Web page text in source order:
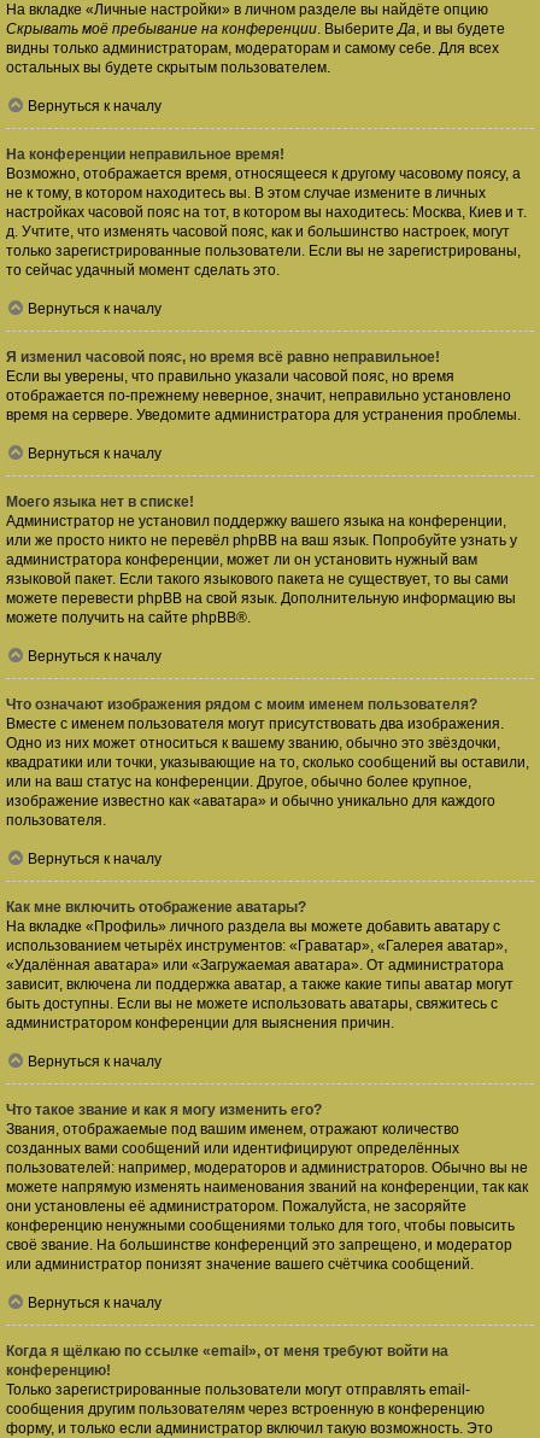
На вкладке «Личные настройки» в личном разделе вы найдёте опцию
Скрывать моё пребывание на конференции. ВыберитеДа, и вы будете
видны только администраторам, модераторам и самому себе. Для всех
остальных вы будете скрытым пользователем.
Вернуться к началу
На конференции неправильное время!
Возможно, отображается время, относящееся к другому часовому поясу, а
не к тому, в котором находитесь вы. В этом случае измените в личных
настройках часовой пояс на тот, в котором вы находитесь: Москва, Киев и т.
д. Учтите, что изменять часовой пояс, как и большинство настроек, могут
только зарегистрированные пользователи. Если вы не зарегистрированы,
то сейчас удачный момент сделать это.
Вернуться к началу
Я изменил часовой пояс, но время всё равно неправильное!
Если вы уверены, что правильно указали часовой пояс, но время
отображается по-прежнему неверное, значит, неправильно установлено
время на сервере. Уведомите администратора для устранения проблемы.
Вернуться к началу
Моего языка нет в списке!
Администратор не установил поддержку вашего языка на конференции,
или же просто никто не перевёл phpBB на ваш язык. Попробуйте узнать у
администратора конференции, может ли он установить нужный вам
языковой пакет. Если такого языкового пакета не существует, то вы сами
можете перевести phpBB на свой язык. Дополнительную информацию вы
можете получить на сайте phpBB®.
Вернуться к началу
Что означают изображения рядом с моим именем пользователя?
Вместе с именем пользователя могут присутствовать два изображения.
Одно из них может относиться к вашему званию, обычно это звёздочки,
квадратики или точки, указывающие на то, сколько сообщений вы оставили,
или на ваш статус на конференции. Другое, обычно более крупное,
изображение известно как «аватара» и обычно уникально для каждого
пользователя.
Вернуться к началу
Как мне включить отображение аватары?
На вкладке «Профиль» личного раздела вы можете добавить аватару с
использованием четырёх инструментов: «Граватар», «Галерея аватар»,
«Удалённая аватара» или «Загружаемая аватара». От администратора
зависит, включена ли поддержка аватар, а также какие типы аватар могут
быть доступны. Если вы не можете использовать аватары, свяжитесь с
администратором конференции для выяснения причин.
Вернуться к началу
Что такое звание и как я могу изменить его?
Звания, отображаемые под вашим именем, отражают количество
созданных вами сообщений или идентифицируют определённых
пользователей: например, модераторов и администраторов. Обычно вы не
можете напрямую изменять наименования званий на конференции, так как
они установлены её администратором. Пожалуйста, не засоряйте
конференцию ненужными сообщениями только для того, чтобы повысить
своё звание. На большинстве конференций это запрещено, и модератор
или администратор понизят значение вашего счётчика сообщений.
Вернуться к началу
Когда я щёлкаю по ссылке «email», от меня требуют войти на
конференцию!
Только зарегистрированные пользователи могут отправлять email-
сообщения другим пользователям через встроенную в конференцию
форму, и только если администратор включил такую возможность. Это